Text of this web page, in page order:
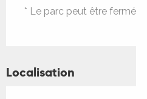
* Le parc peut être fermé
Localisation